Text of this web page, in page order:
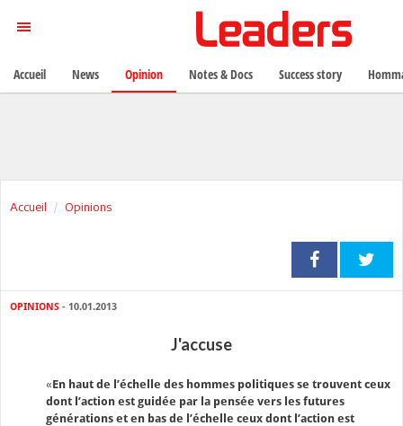
Accueil Opinions
OPINIONS - 10.01.2013
J'accuse
«En haut de l’échelle des hommes politiques se trouvent ceux
dont l’action est guidée par la pensée vers les futures
générations et en bas de l’échelle ceux dont l’action est
Accueil News Opinion Notes & Docs Success story